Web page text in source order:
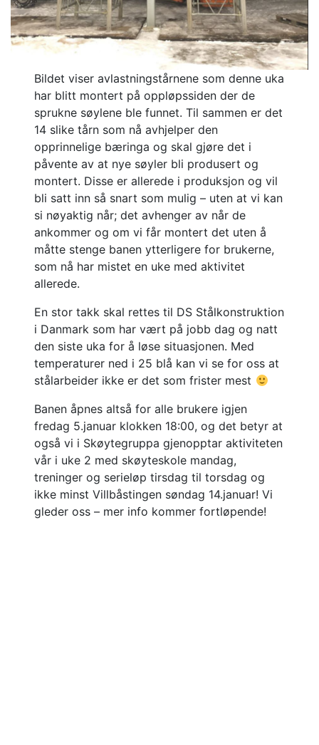
Bildet viser avlastningstårnene som denne uka
har blitt montert på oppløpssiden der de
sprukne søylene ble funnet. Til sammen er det
14 slike tårn som nå avhjelper den
opprinnelige bæringa og skal gjøre det i
påvente av at nye søyler bli produsert og
montert. Disse er allerede i produksjon og vil
bli satt inn så snart som mulig – uten at vi kan
si nøyaktig når; det avhenger av når de
ankommer og om vi får montert det uten å
måtte stenge banen ytterligere for brukerne,
som nå har mistet en uke med aktivitet
allerede.
En stor takk skal rettes til DS Stålkonstruktion
i Danmark som har vært på jobb dag og natt
den siste uka for å løse situasjonen. Med
temperaturer ned i 25 blå kan vi se for oss at
stålarbeider ikke er det som frister mest
Banen åpnes altså for alle brukere igjen
fredag 5.januar klokken 18:00, og det betyr at
også vi i Skøytegruppa gjenopptar aktiviteten
vår i uke 2 med skøyteskole mandag,
treninger og serieløp tirsdag til torsdag og
ikke minst Villbåstingen søndag 14.januar! Vi
gleder oss – mer info kommer fortløpende!